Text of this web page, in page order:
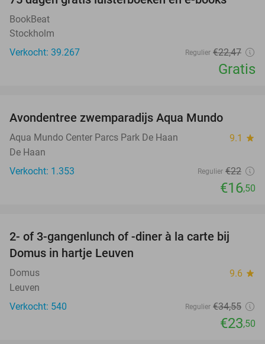
BookBeat
Stockholm
Verkocht: 39.267
Regulier €22,47
Gratis
Avondentree zwemparadijs Aqua Mundo
Aqua Mundo Center Parcs Park De Haan 9.1 star
De Haan
Verkocht: 1.353
Regulier €22
€16,50
32%
2- of 3-gangenlunch of -diner à la carte bij
Domus in hartje Leuven
Domus 9.6 star
Leuven
Verkocht: 540
Regulier €34,55
€23,50